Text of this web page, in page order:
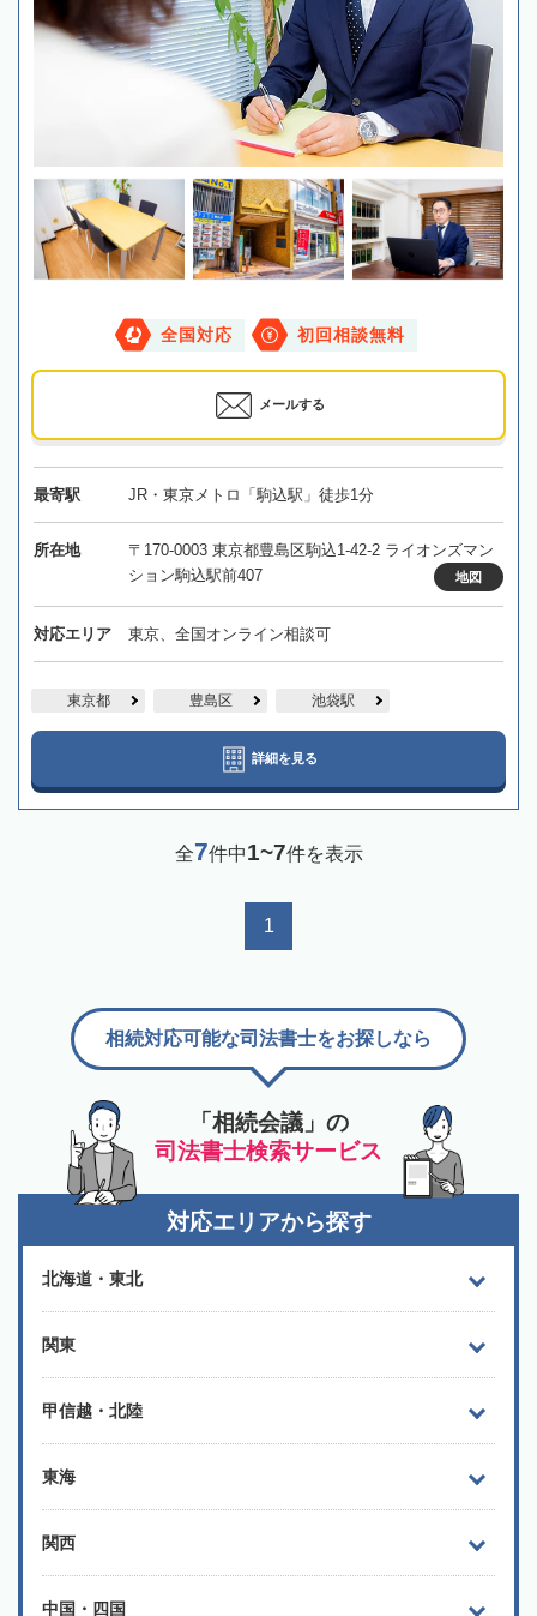
全国対応 初回相談無料
メールする
最寄駅 JR・東京メトロ「駒込駅」徒歩1分
所在地
〒170-0003 東京都豊島区駒込1-42-2 ライオンズマン
ション駒込駅前407
地図
対応エリア 東京、全国オンライン相談可
東京都 豊島区 池袋駅
詳細を見る
全7件中1~7件を表示
1
「相続会議」の
司法書士検索サービス
相続対応可能な司法書士をお探しなら
対応エリアから探す
北海道・東北
関東
甲信越・北陸
東海
関西
中国・四国